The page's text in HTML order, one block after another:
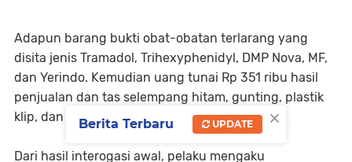
Adapun barang bukti obat-obatan terlarang yang
disita jenis Tramadol, Trihexyphenidyl, DMP Nova, MF,
dan Yerindo. Kemudian uang tunai Rp 351 ribu hasil
penjualan dan tas selempang hitam, gunting, plastik
klip, dan HP Realme hitam.
Dari hasil interogasi awal, pelaku mengaku
×
Berita Terbaru UPDATE